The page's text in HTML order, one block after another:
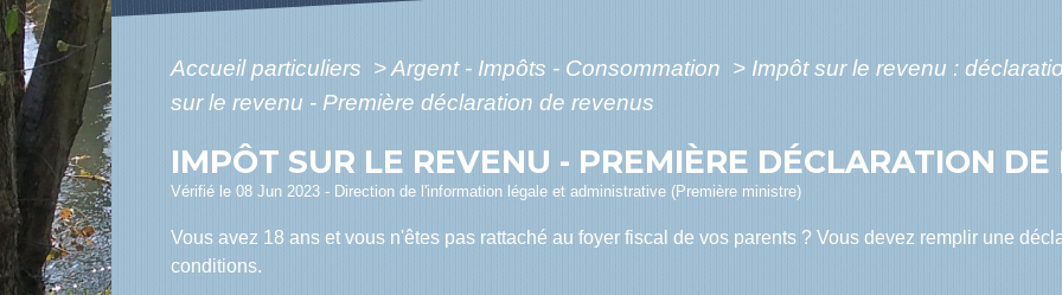
Accueil particuliers >Argent - Impôts - Consommation > Impôt sur le revenu :
sur le revenu - Première déclaration de revenus
IMPÔT SUR LE REVENU - PREMIÈRE DÉCLARATION DE
Vérifié le 08 Jun 2023 - Direction de l'information légale et administrative (Première ministre)
Vous avez 18 ans et vous n'êtes pas rattaché au foyer fiscal de vos parents ? Vous devez remplir une
conditions.